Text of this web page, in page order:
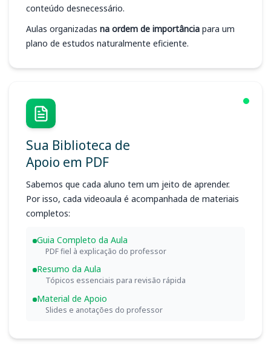
conteúdo desnecessário.
Aulas organizadas na ordem de importância para um
plano de estudos naturalmente eficiente.
Sua Biblioteca de
Apoio em PDF
Sabemos que cada aluno tem um jeito de aprender.
Por isso, cada videoaula é acompanhada de materiais
completos:
Guia Completo da Aula
PDF fiel à explicação do professor
Resumo da Aula
Tópicos essenciais para revisão rápida
Material de Apoio
Slides e anotações do professor